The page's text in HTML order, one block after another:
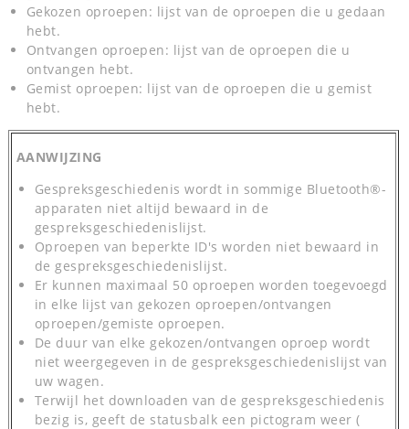
Gekozen oproepen: lijst van de oproepen die u gedaan
hebt.
Ontvangen oproepen: lijst van de oproepen die u
ontvangen hebt.
Gemist oproepen: lijst van de oproepen die u gemist
hebt.
AANWIJZING
Gespreksgeschiedenis wordt in sommige Bluetooth®-
apparaten niet altijd bewaard in de
gespreksgeschiedenislijst.
Oproepen van beperkte ID's worden niet bewaard in
de gespreksgeschiedenislijst.
Er kunnen maximaal 50 oproepen worden toegevoegd
in elke lijst van gekozen oproepen/ontvangen
oproepen/gemiste oproepen.
De duur van elke gekozen/ontvangen oproep wordt
niet weergegeven in de gespreksgeschiedenislijst van
uw wagen.
Terwijl het downloaden van de gespreksgeschiedenis
bezig is, geeft de statusbalk een pictogram weer (